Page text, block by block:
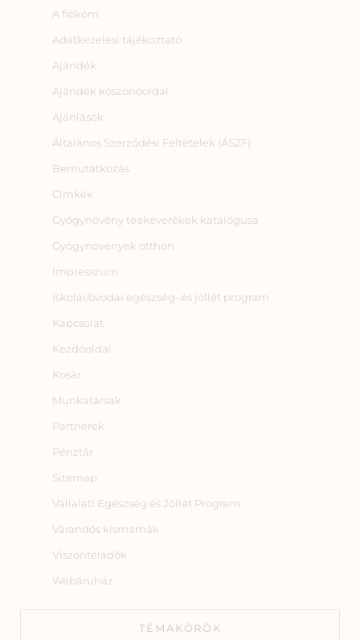
A fiókom
Adatkezelési tájékoztató
Ajándék
Ajándék köszönőoldal
Ajánlások
Általános Szerződési Feltételek (ÁSZF)
Bemutatkozás
Címkék
Gyógynövény teakeverékek katalógusa
Gyógynövények otthon
Impresszum
Iskolai/óvodai egészség‑ és jóllét program
Kapcsolat
Kezdőoldal
Kosár
Munkatársak
Partnerek
Pénztár
Sitemap
Vállalati Egészség és Jóllét Program
Várandós kismamák
Viszonteladók
Webáruház
TÉMAKÖRÖK